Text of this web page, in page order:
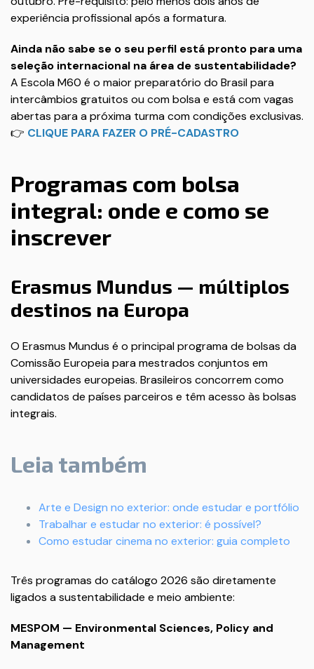
experiência profissional após a formatura.
Ainda não sabe se o seu perfil está pronto para uma
seleção internacional na área de sustentabilidade?
A Escola M60 é o maior preparatório do Brasil para
intercâmbios gratuitos ou com bolsa e está com vagas
abertas para a próxima turma com condições exclusivas.
👉 CLIQUE PARA FAZER O PRÉ-CADASTRO
Programas com bolsa
integral: onde e como se
inscrever
Erasmus Mundus — múltiplos
destinos na Europa
O Erasmus Mundus é o principal programa de bolsas da
Comissão Europeia para mestrados conjuntos em
universidades europeias. Brasileiros concorrem como
candidatos de países parceiros e têm acesso às bolsas
integrais.
Leia também
Arte e Design no exterior: onde estudar e portfólio
Trabalhar e estudar no exterior: é possível?
Como estudar cinema no exterior: guia completo
Três programas do catálogo 2026 são diretamente
ligados a sustentabilidade e meio ambiente:
MESPOM — Environmental Sciences, Policy and
Management